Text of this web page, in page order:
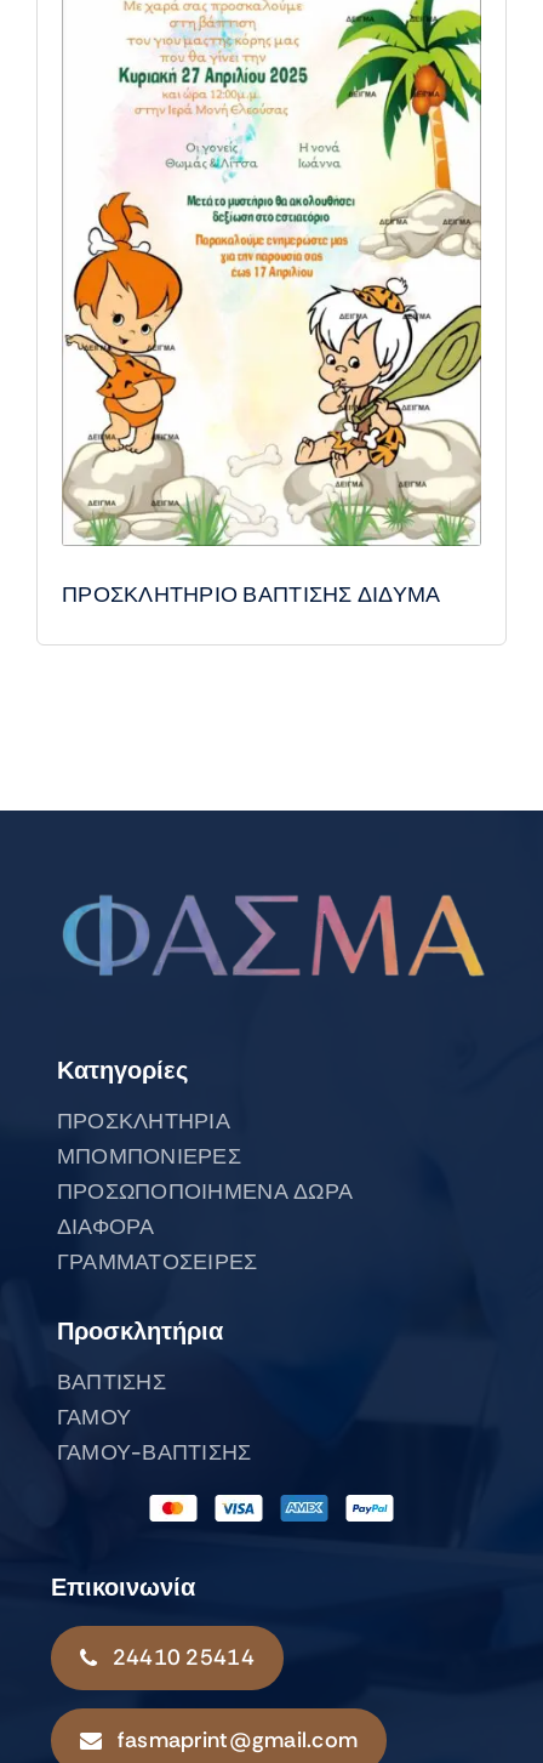
ΠΡΟΣΚΛΗΤΗΡΙΟ ΒΑΠΤΙΣΗΣ ΔΙΔΥΜΑ
Κατηγορίες
ΠΡΟΣΚΛΗΤΗΡΙΑ
ΜΠΟΜΠΟΝΙΕΡΕΣ
ΠΡΟΣΩΠΟΠΟΙΗΜΕΝΑ ΔΩΡΑ
ΔΙΑΦΟΡΑ
ΓΡΑΜΜΑΤΟΣΕΙΡΕΣ
Προσκλητήρια
ΒΑΠΤΙΣΗΣ
ΓΑΜΟΥ
ΓΑΜΟΥ-ΒΑΠΤΙΣΗΣ
Επικοινωνία
24410 25414
fasmaprint@gmail.com